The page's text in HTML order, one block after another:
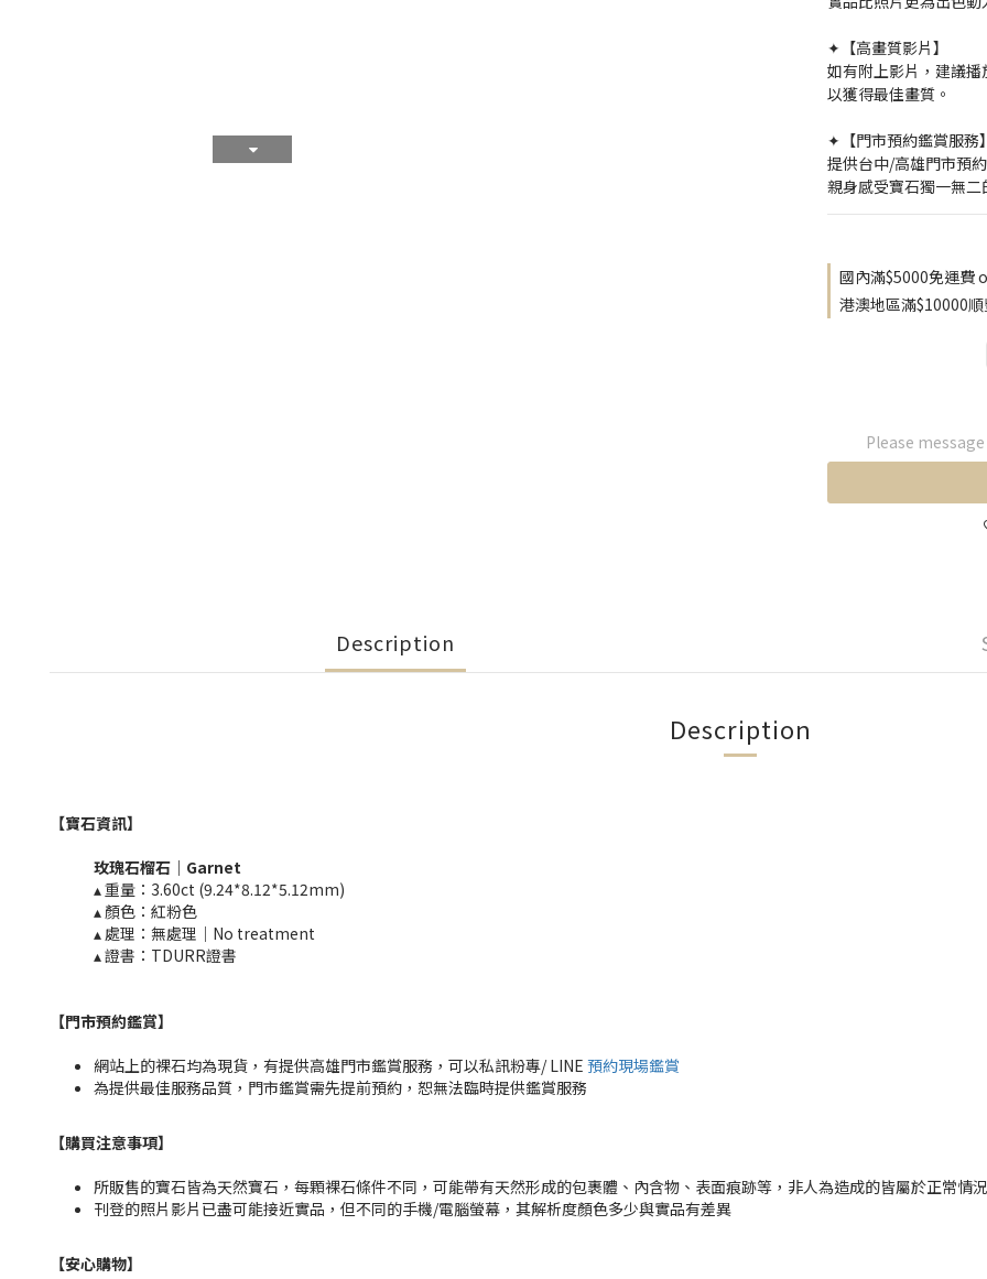
✦【高畫質影片】
如有附上影片，建議播
以獲得最佳畫質。
✦【門市預約鑑賞服務】
提供台中/高雄門市預
親身感受寶石獨一無二
國內滿$5000免運費
港澳地區滿$10000
Please
Description
Description
【寶石資訊】
玫瑰石榴石 ｜ Garnet​
▴ 重量：3.60ct (9.24*8.12*5.12mm)​
▴ 顏色：紅粉色
▴ 處理：無處理｜No treatment​​
▴ 證書：TDURR證書
【門市預約鑑賞】
網站上的裸石均為現貨，有提供高雄門市鑑賞服務，可以私訊粉專/ LINE 預約現場鑑賞
為提供最佳服務品質，門市鑑賞需先提前預約，恕無法臨時提供鑑賞服務
【購買注意事項】
所販售的寶石皆為天然寶石，每顆裸石條件不同，可能帶有天然形成的包裹體、內含物、表面痕跡等，非人為造成的皆屬於正常情況
刊登的照片影片已盡可能接近實品，但不同的手機/電腦螢幕，其解析度顏色多少與實品有差異
【安心購物】